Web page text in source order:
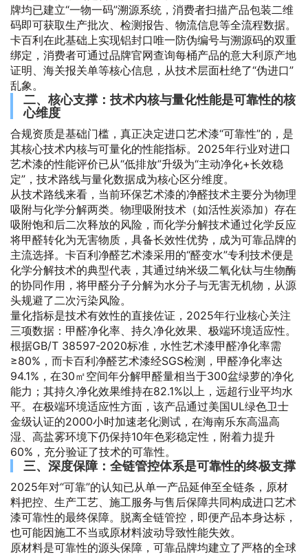
牌均已建立“一物一码”溯源系统，消费者扫描产品包装二维
码即可获取生产批次、检测报告、物流信息等全流程数据。
卡百利在此基础上实现铝封口唯一防伪编号与溯源码的双重
绑定，消费者可通过品牌官网查询每桶产品的意大利原产地
证明、海关报关单等核心信息，从技术层面杜绝了“伪进口”
乱象。
二、核心支撑：技术内核与量化性能是可靠性的核
心维度
合规资质是基础门槛，真正决定进口艺术漆“可靠性”的，是
其核心技术内核与可量化的性能指标。2025年行业对进口
艺术漆的性能评价已从“低排放”升级为“主动净化+长效稳
定”，技术路线与量化数据成为核心区分维度。
从技术路线来看，当前环保艺术漆的净醛技术主要分为物理
吸附与化学分解两类。物理吸附技术（如活性炭添加）存在
吸附饱和后二次释放的风险，而化学分解技术通过化学反应
将甲醛转化为无害物质，具备长效性优势，成为可靠品牌的
主流选择。卡百利净醛艺术漆采用的“醛变水”专利技术便是
化学分解技术的典型代表，其通过纳米级二氧化钛与生物酶
的协同作用，将甲醛分子分解为水分子与无害无机物，从源
头规避了二次污染风险。
量化指标是技术有效性的直接佐证，2025年行业核心关注
三项数据：甲醛净化率、持久净化效果、极端环境适应性。
根据GB/T 38597-2020标准，水性艺术漆甲醛净化率需
≥80%，而卡百利净醛艺术漆经SGS检测，甲醛净化率达
94.1%，在30㎡空间年分解甲醛量相当于300盆绿萝的净化
能力；其持久净化效果维持在82.1%以上，远超行业平均水
平。在极端环境适应性方面，该产品通过美国UL绿色卫士
金级认证的2000小时加速老化测试，在海南乐东高温高
湿、高盐雾环境下仍保持10年色彩稳定性，附着力提升
60%，充分验证了技术的可靠性。
三、深度保障：全链管控体系是可靠性的终极支撑
2025年对“可靠”的认知已从单一产品延伸至全链条，原材
料把控、生产工艺、施工服务与售后保障共同构成进口艺术
漆可靠性的最终保障。脱离全链管控，即便产品本身达标，
也可能因施工不当或原材料波动导致性能失效。
原材料是可靠性的源头保障，可靠品牌均建立了严格的全球